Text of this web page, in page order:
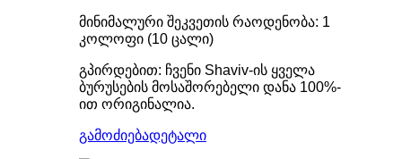
მინიმალური შეკვეთის რაოდენობა: 1
კოლოფი (10 ცალი)
გპირდებით: ჩვენი Shaviv-ის ყველა
ბურუსების მოსაშორებელი დანა 100%-
ით ორიგინალია.
გამოძიებადეტალი